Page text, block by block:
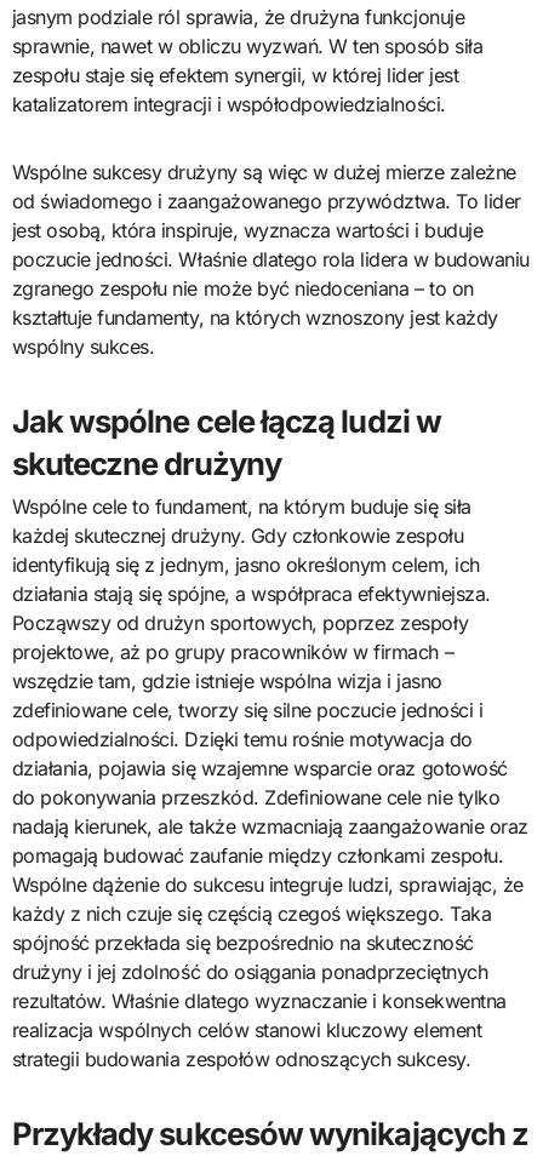
jasnym podziale ról sprawia, że drużyna funkcjonuje
sprawnie, nawet w obliczu wyzwań. W ten sposób siła
zespołu staje się efektem synergii, w której lider jest
katalizatorem integracji i współodpowiedzialności.
Wspólne sukcesy drużyny są więc w dużej mierze zależne
od świadomego i zaangażowanego przywództwa. To lider
jest osobą, która inspiruje, wyznacza wartości i buduje
poczucie jedności. Właśnie dlatego rola lidera w budowaniu
zgranego zespołu nie może być niedoceniana – to on
kształtuje fundamenty, na których wznoszony jest każdy
wspólny sukces.
Jak wspólne cele łączą ludzi w
skuteczne drużyny
Wspólne cele to fundament, na którym buduje się siła
każdej skutecznej drużyny. Gdy członkowie zespołu
identyfikują się z jednym, jasno określonym celem, ich
działania stają się spójne, a współpraca efektywniejsza.
Począwszy od drużyn sportowych, poprzez zespoły
projektowe, aż po grupy pracowników w firmach –
wszędzie tam, gdzie istnieje wspólna wizja i jasno
zdefiniowane cele, tworzy się silne poczucie jedności i
odpowiedzialności. Dzięki temu rośnie motywacja do
działania, pojawia się wzajemne wsparcie oraz gotowość
do pokonywania przeszkód. Zdefiniowane cele nie tylko
nadają kierunek, ale także wzmacniają zaangażowanie oraz
pomagają budować zaufanie między członkami zespołu.
Wspólne dążenie do sukcesu integruje ludzi, sprawiając, że
każdy z nich czuje się częścią czegoś większego. Taka
spójność przekłada się bezpośrednio na skuteczność
drużyny i jej zdolność do osiągania ponadprzeciętnych
rezultatów. Właśnie dlatego wyznaczanie i konsekwentna
realizacja wspólnych celów stanowi kluczowy element
strategii budowania zespołów odnoszących sukcesy.
Przykłady sukcesów wynikających z